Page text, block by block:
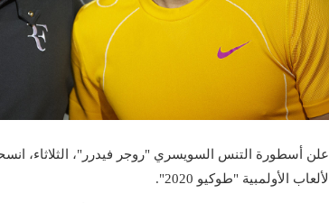
أعلن أسطورة التنس السويسري "روجر فيدرر"، الثلاثاء،
الألعاب الأولمبية "طوكيو 2020".